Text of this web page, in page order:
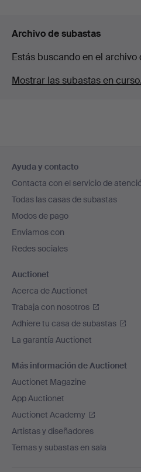
Archivo de subastas
Estás buscando en el
Mostrar las subastas en curso.
en
el
pie
de
página
Ayuda y contacto
Contacta con el servicio de
Todas las casas de subastas
Modos de pago
Enviamos con
Redes sociales
Auctionet
Acerca de Auctionet
Trabaja con nosotros
Adhiere tu casa de subastas
La garantía Auctionet
Más información de Auctionet
Auctionet Magazine
App Auctionet
Auctionet Academy
Artistas y diseñadores
Temas y subastas en sala